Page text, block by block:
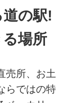
の駅!
場所
売所、お土
らではの特